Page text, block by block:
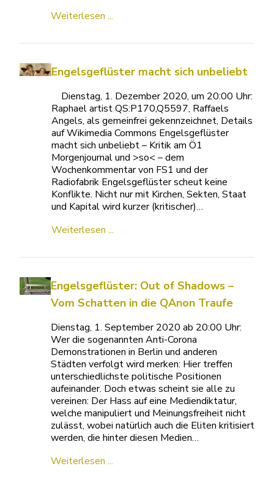
Weiterlesen ...
Engelsgeflüster macht sich unbeliebt
Dienstag, 1. Dezember 2020, um 20:00 Uhr:
Raphael artist QS:P170,Q5597, Raffaels
Angels, als gemeinfrei gekennzeichnet, Details
auf Wikimedia Commons Engelsgeflüster
macht sich unbeliebt – Kritik am Ö1
Morgenjournal und >so< – dem
Wochenkommentar von FS1 und der
Radiofabrik Engelsgeflüster scheut keine
Konflikte. Nicht nur mit Kirchen, Sekten, Staat
und Kapital wird kurzer (kritischer)…
Weiterlesen ...
Engelsgeflüster: Out of Shadows –
Vom Schatten in die QAnon Traufe
Dienstag, 1. September 2020 ab 20:00 Uhr:
Wer die sogenannten Anti-Corona
Demonstrationen in Berlin und anderen
Städten verfolgt wird merken: Hier treffen
unterschiedlichste politische Positionen
aufeinander. Doch etwas scheint sie alle zu
vereinen: Der Hass auf eine Mediendiktatur,
welche manipuliert und Meinungsfreiheit nicht
zulässt, wobei natürlich auch die Eliten kritisiert
werden, die hinter diesen Medien…
Weiterlesen ...